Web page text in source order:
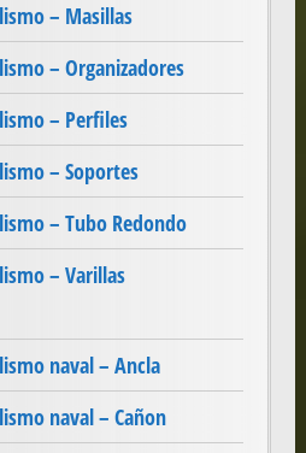
– Masillas
– Organizadores
– Perfiles
– Soportes
– Tubo Redondo
– Varillas
naval – Ancla
naval – Cañon